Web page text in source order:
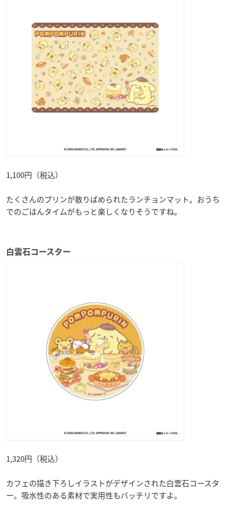
1,100円（税込）
たくさんのプリンが散りばめられたランチョンマット。おうち
でのごはんタイムがもっと楽しくなりそうですね。
白雲石コースター
1,320円（税込）
カフェの描き下ろしイラストがデザインされた白雲石コースタ
ー。吸水性のある素材で実用性もバッチリですよ。